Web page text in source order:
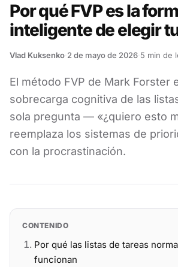
Por qué FVP es la
inteligente de elegir
Vlad Kuksenko 2 de mayo de 2026 5 min de
El método FVP de Mark Forster
sobrecarga cognitiva de las
sola pregunta — «¿quiero esto
reemplaza los sistemas de
con la procrastinación.
CONTENIDO
Por qué las listas de tareas
funcionan